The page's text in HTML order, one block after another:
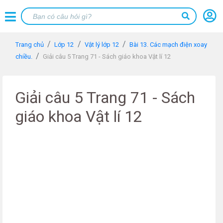
Trang chủ Lớp 12 Vật lý lớp 12
Bài 13. Các mạch điện xoay
chiều.
Giải câu 5 Trang 71 - Sách giáo khoa Vật lí 12
Giải câu 5 Trang 71 - Sách
giáo khoa Vật lí 12